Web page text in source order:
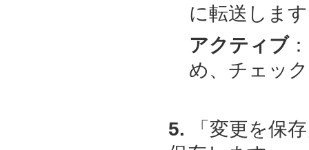
に転送しま
アクティブ
め、チェック
5. 「変更を保